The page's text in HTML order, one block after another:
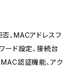
、MACアドレスフ
ード設定、接続台
認証機能、アク